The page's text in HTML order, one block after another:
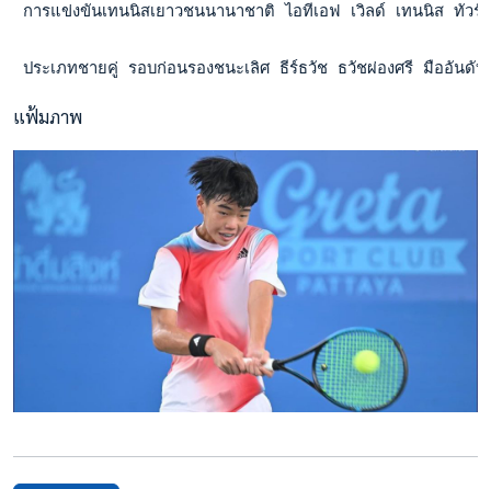
การแข่งขันเทนนิสเยาวชนนานาชาติ ไอทีเอฟ เวิลด์ เทนนิส ทั
ประเภทชายคู่ รอบก่อนรองชนะเลิศ ธีร์ธวัช ธวัชผ่องศรี มืออั
แฟ้มภาพ